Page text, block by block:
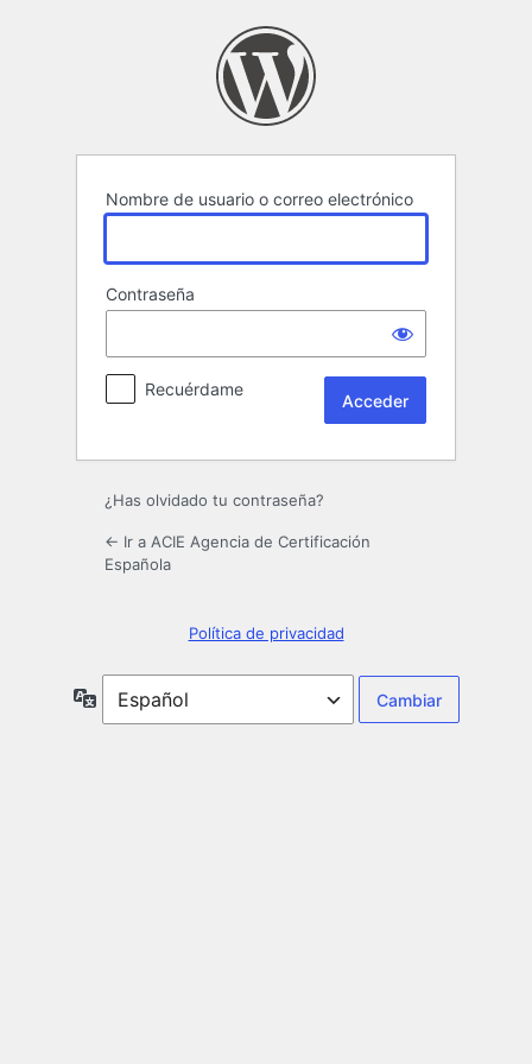
Nombre de usuario o correo electrónico
Contraseña
Recuérdame
¿Has olvidado tu contraseña?
← Ir a ACIE Agencia de Certificación
Española
Política de privacidad
Idioma